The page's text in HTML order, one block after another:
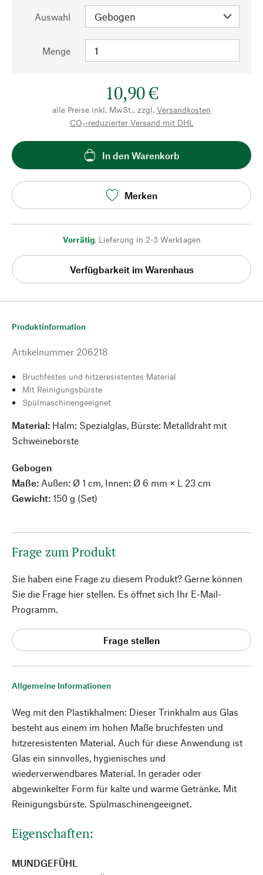
Auswahl
Menge
10,90 €
alle Preise inkl. MwSt., zzgl. Versandkosten
CO₂-reduzierter Versand mit DHL
In den Warenkorb
Merken
Vorrätig, Lieferung in 2-3 Werktagen
Verfügbarkeit im Warenhaus
Allgemeine Informationen
Weg mit den Plastikhalmen: Dieser Trinkhalm aus Glas
besteht aus einem im hohen Maße bruchfesten und
hitzeresistenten Material. Auch für diese Anwendung ist
Glas ein sinnvolles, hygienisches und
wiederverwendbares Material. In gerader oder
abgewinkelter Form für kalte und warme Getränke. Mit
Reinigungsbürste. Spülmaschinengeeignet.
Eigenschaften:
MUNDGEFÜHL
Produktinformation
Artikelnummer 206218
Bruchfestes und hitzeresistentes Material
Mit Reinigungsbürste
Spülmaschinengeeignet
Material: Halm: Spezialglas, Bürste: Metalldraht mit
Schweineborste
Gebogen
Maße: Außen: Ø 1 cm, Innen: Ø 6 mm × L 23 cm
Gewicht: 150 g (Set)
Frage zum Produkt
Sie haben eine Frage zu diesem Produkt? Gerne können
Sie die Frage hier stellen. Es öffnet sich Ihr E-Mail-
Programm.
Frage stellen